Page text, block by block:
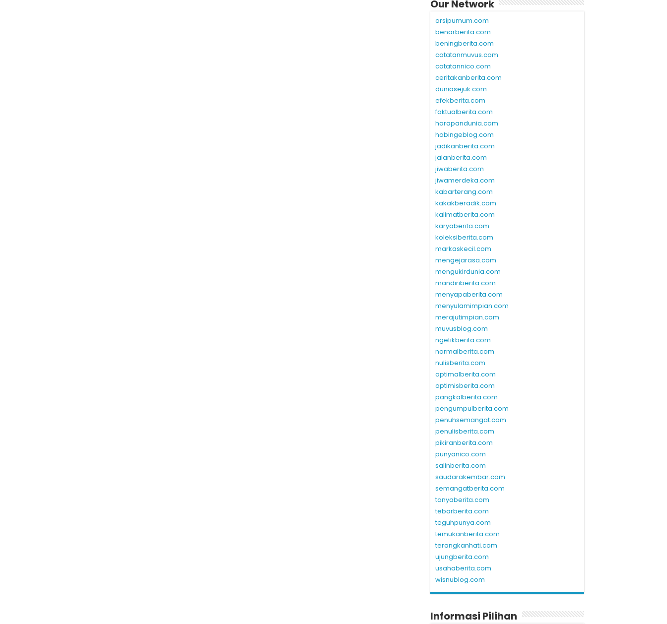
Our Network
arsipumum.com
benarberita.com
beningberita.com
catatanmuvus.com
catatannico.com
ceritakanberita.com
duniasejuk.com
efekberita.com
faktualberita.com
harapandunia.com
hobingeblog.com
jadikanberita.com
jalanberita.com
jiwaberita.com
jiwamerdeka.com
kabarterang.com
kakakberadik.com
kalimatberita.com
karyaberita.com
koleksiberita.com
markaskecil.com
mengejarasa.com
mengukirdunia.com
mandiriberita.com
menyapaberita.com
menyulamimpian.com
merajutimpian.com
muvusblog.com
ngetikberita.com
normalberita.com
nulisberita.com
optimalberita.com
optimisberita.com
pangkalberita.com
pengumpulberita.com
penuhsemangat.com
penulisberita.com
pikiranberita.com
punyanico.com
salinberita.com
saudarakembar.com
semangatberita.com
tanyaberita.com
tebarberita.com
teguhpunya.com
temukanberita.com
terangkanhati.com
ujungberita.com
usahaberita.com
wisnublog.com
Informasi Pilihan